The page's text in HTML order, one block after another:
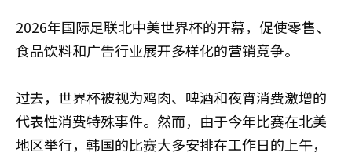
2026年国际足联北中美世界杯的开幕，促使零售、
食品饮料和广告行业展开多样化的营销竞争。
过去，世界杯被视为鸡肉、啤酒和夜宵消费激增的
代表性消费特殊事件。然而，由于今年比赛在北美
地区举行，韩国的比赛大多安排在工作日的上午，